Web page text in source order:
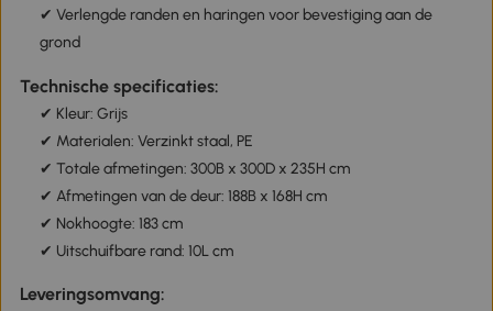
✔ Verlengde randen en haringen voor bevestiging aan de
grond
Technische specificaties:
✔ Kleur: Grijs
✔ Materialen: Verzinkt staal, PE
✔ Totale afmetingen: 300B x 300D x 235H cm
✔ Afmetingen van de deur: 188B x 168H cm
✔ Nokhoogte: 183 cm
✔ Uitschuifbare rand: 10L cm
Leveringsomvang: